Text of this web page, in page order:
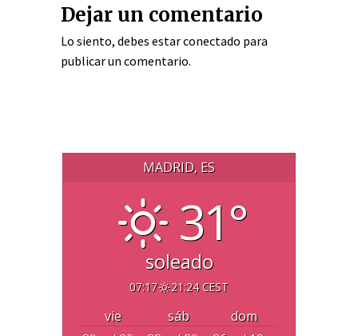
Dejar un comentario
Lo siento, debes estarconectado para
publicar un comentario.
MADRID, ES
31°
soleado
07:17 21:24 CEST
vie sáb
dom